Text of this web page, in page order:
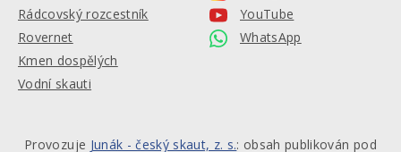
Rádcovský rozcestník
Rovernet
Kmen dospělých
Vodní skauti
YouTube
WhatsApp
Provozuje Junák - český skaut, z. s.: obsah publikován pod